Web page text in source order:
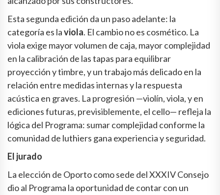
Esta segunda edición da un paso adelante: la
categoría es laviola. El cambio no es cosmético. La
viola exige mayor volumen de caja, mayor complejidad
en la calibración de las tapas para equilibrar
proyección y timbre, y un trabajo más delicado en la
relación entre medidas internas y la respuesta
acústica en graves. La progresión —violín, viola, y en
ediciones futuras, previsiblemente, el cello— refleja la
lógica del Programa: sumar complejidad conforme la
comunidad de luthiers gana experiencia y seguridad.
El jurado
La elección de Oporto como sede del XXXIV Consejo
dio al Programa la oportunidad de contar con un